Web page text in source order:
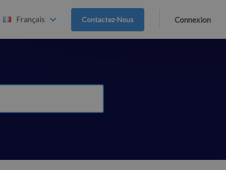
Français Contactez-Nous Connexion